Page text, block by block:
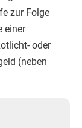
zur Folge
einer
oder
(neben